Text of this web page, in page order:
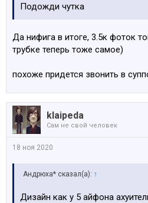
Подожди чутка
Да нифига в итоге, 3.5к фоток
трубке теперь тоже самое)
похоже придется звонить в
klaipeda
Сам не свой человек
18 ноя 2020
Андрюха* сказал(а): ↑
Дизайн как у 5 айфона